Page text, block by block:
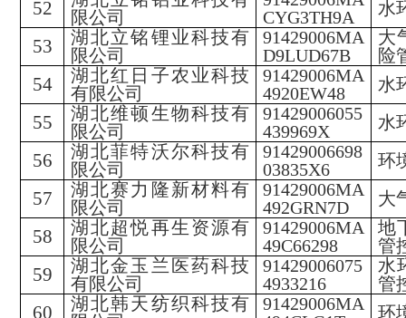
52
限公司
CYG3TH9A
水
53
湖北立铭锂业科技有
限公司
91429006MA
D9LUD67B
大
险
54
湖北红日子农业科技
有限公司
91429006MA
4920EW48
水
55
湖北维顿生物科技有
限公司
91429006055
439969X
水
56
湖北菲特沃尔科技有
限公司
91429006698
03835X6
环
57
湖北赛力隆新材料有
限公司
91429006MA
492GRN7D
大
58
湖北超悦再生资源有
限公司
91429006MA
49C66298
地
管
59
湖北金玉兰医药科技
有限公司
91429006075
4933216
水
管
60
湖北韩天纺织科技有
91429006MA
环